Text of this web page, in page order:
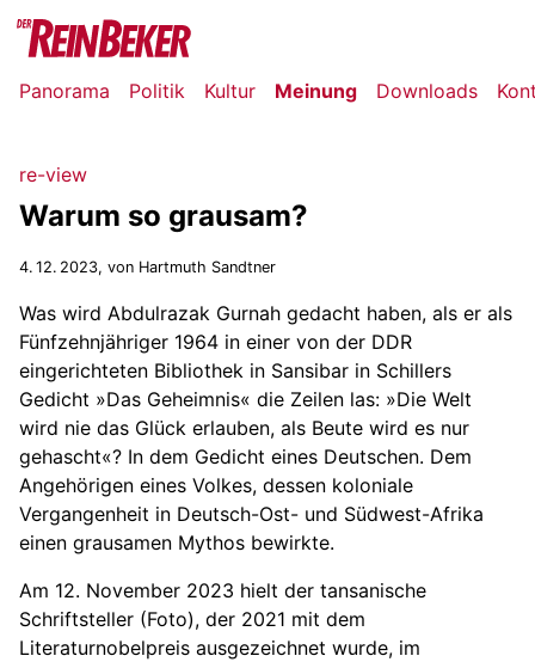
Panorama Politik Kultur Meinung Downloads
re-view
Warum so grausam?
4. 12. 2023, von Hartmuth Sandtner
Was wird Abdulrazak Gurnah gedacht haben, als er als
Fünfzehnjähriger 1964 in einer von der DDR
eingerichteten Bibliothek in Sansibar in Schillers
Gedicht »Das Geheimnis« die Zeilen las: »Die Welt
wird nie das Glück erlauben, als Beute wird es nur
gehascht«? In dem Gedicht eines Deutschen. Dem
Angehörigen eines Volkes, dessen koloniale
Vergangenheit in Deutsch-Ost- und Südwest-Afrika
einen grausamen Mythos bewirkte.
Am 12. November 2023 hielt der tansanische
Schriftsteller (Foto), der 2021 mit dem
Literaturnobelpreis ausgezeichnet wurde, im